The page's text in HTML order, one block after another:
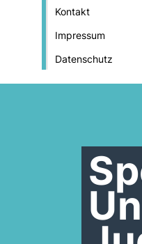
Kontakt
Impressum
Datenschutz